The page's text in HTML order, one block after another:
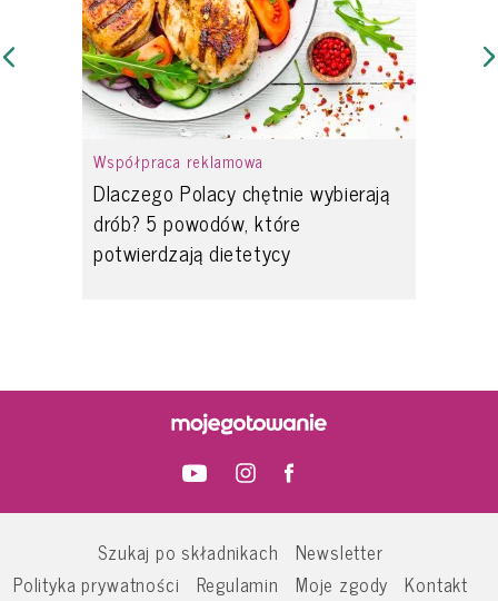
Współpraca reklamowa
Dlaczego Polacy chętnie wybierają
drób? 5 powodów, które
potwierdzają dietetycy
Szukaj po składnikach
Newsletter
Polityka prywatności
Regulamin Moje zgody Kontakt